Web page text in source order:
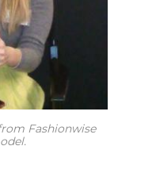
Fashionwise